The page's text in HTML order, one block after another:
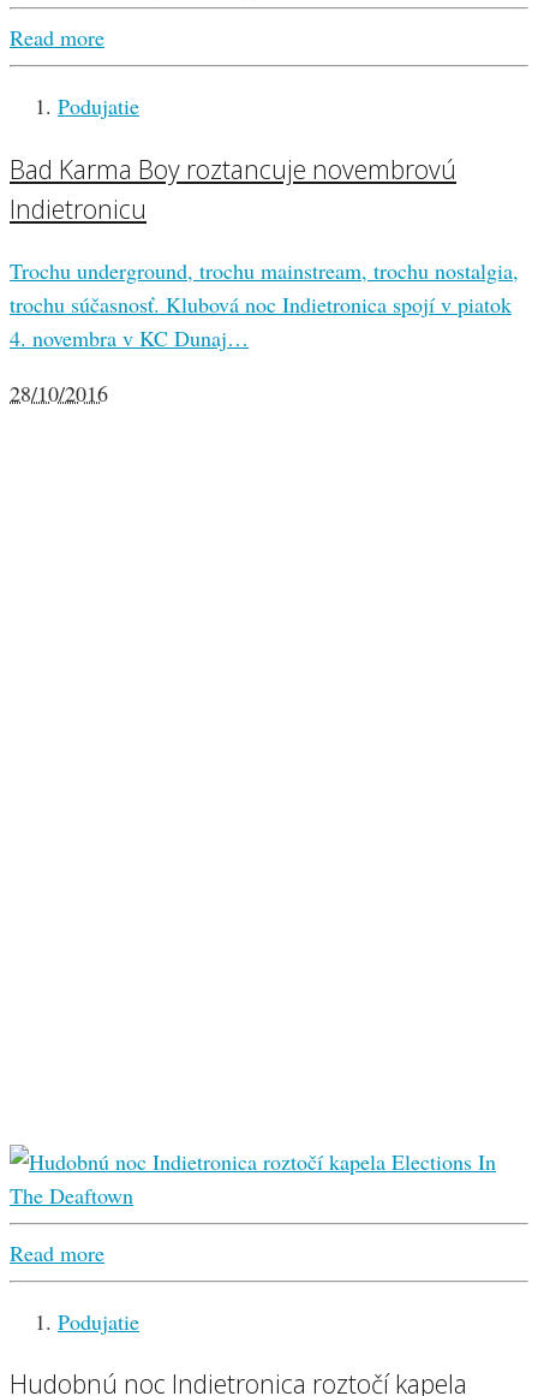
Read more
Podujatie
Bad Karma Boy roztancuje novembrovú
Indietronicu
Trochu underground, trochu mainstream, trochu nostalgia,
trochu súčasnosť. Klubová noc Indietronica spojí v piatok
4. novembra v KC Dunaj…
28/10/2016
Read more
Podujatie
Hudobnú noc Indietronica roztočí kapela